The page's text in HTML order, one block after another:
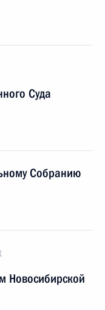
Суда
Собранию
Новосибирской